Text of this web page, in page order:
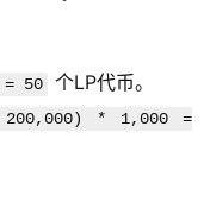
50
个LP代币。
200,000) * 1,000 =